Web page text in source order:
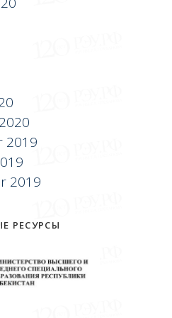
2019
2019
РЕСУРСЫ